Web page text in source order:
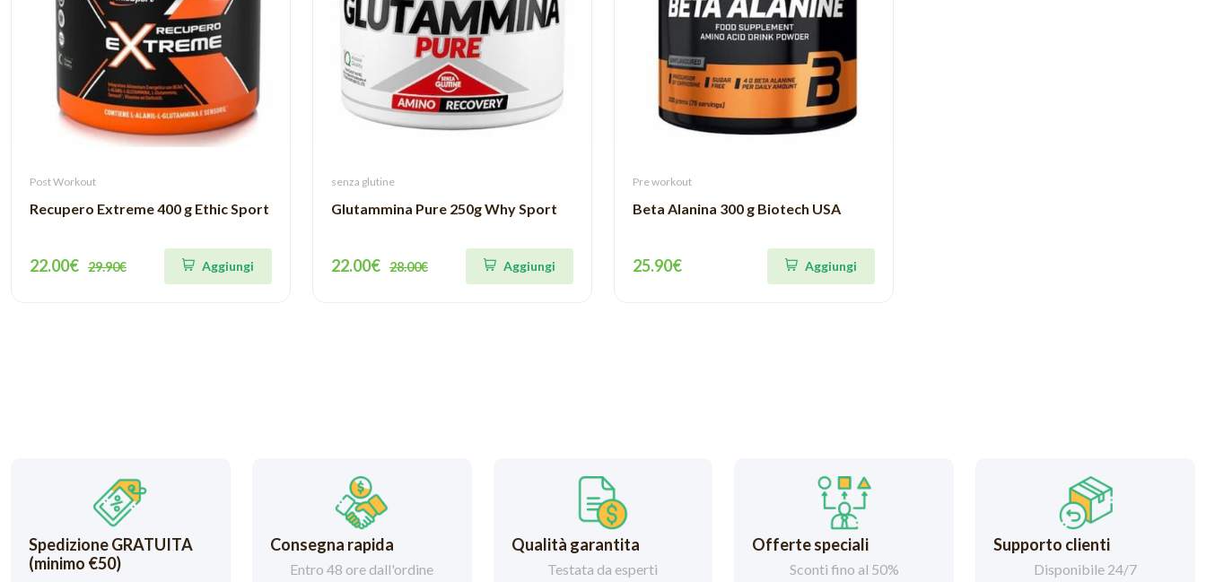
Post Workout
Recupero Extreme 400 g Ethic Sport
22.00€ 29.90€ Aggiungi
senza glutine
Glutammina Pure 250g Why Sport
22.00€ 28.00€ Aggiungi
Pre workout
Beta Alanina 300 g Biotech USA
25.90€ Aggiungi
Spedizione GRATUITA
(minimo €50)
Consegna rapida
Entro 48 ore dall'ordine
Qualità garantita
Testata da esperti
Offerte speciali
Sconti fino al 50%
Supporto clienti
Disponibile 24/7